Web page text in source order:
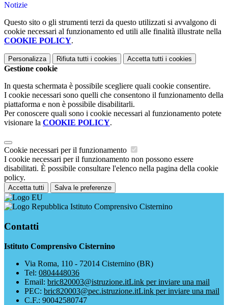
Notizie
Questo sito o gli strumenti terzi da questo utilizzati si avvalgono di
cookie necessari al funzionamento ed utili alle finalità illustrate nella
COOKIE POLICY.
Personalizza Rifiuta tutti i cookies Accetta tutti i cookies
Gestione cookie
In questa schermata è possibile scegliere quali cookie consentire.
I cookie necessari sono quelli che consentono il funzionamento della
piattaforma e non è possibile disabilitarli.
Per conoscere quali sono i cookie necessari al funzionamento potete
visionare la COOKIE POLICY.
Cookie necessari per il funzionamento
I cookie necessari per il funzionamento non possono essere
disabilitati. È possibile consultare l'elenco nella pagina della cookie
policy.
Accetta tutti Salva le preferenze
Istituto Comprensivo Cisternino
Contatti
Istituto Comprensivo Cisternino
Via Roma, 110 - 72014 Cisternino (BR)
Tel: 0804448036
Email: bric820003@istruzione.itLink per inviare una mail
PEC: bric820003@pec.istruzione.itLink per inviare una mail
C.F.: 90042580747